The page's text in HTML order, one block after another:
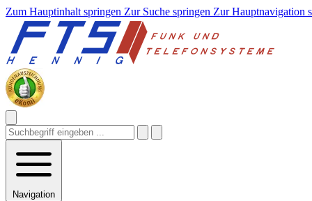
Zum Hauptinhalt springen Zur Suche springen Zur Hauptnavigation
Navigation